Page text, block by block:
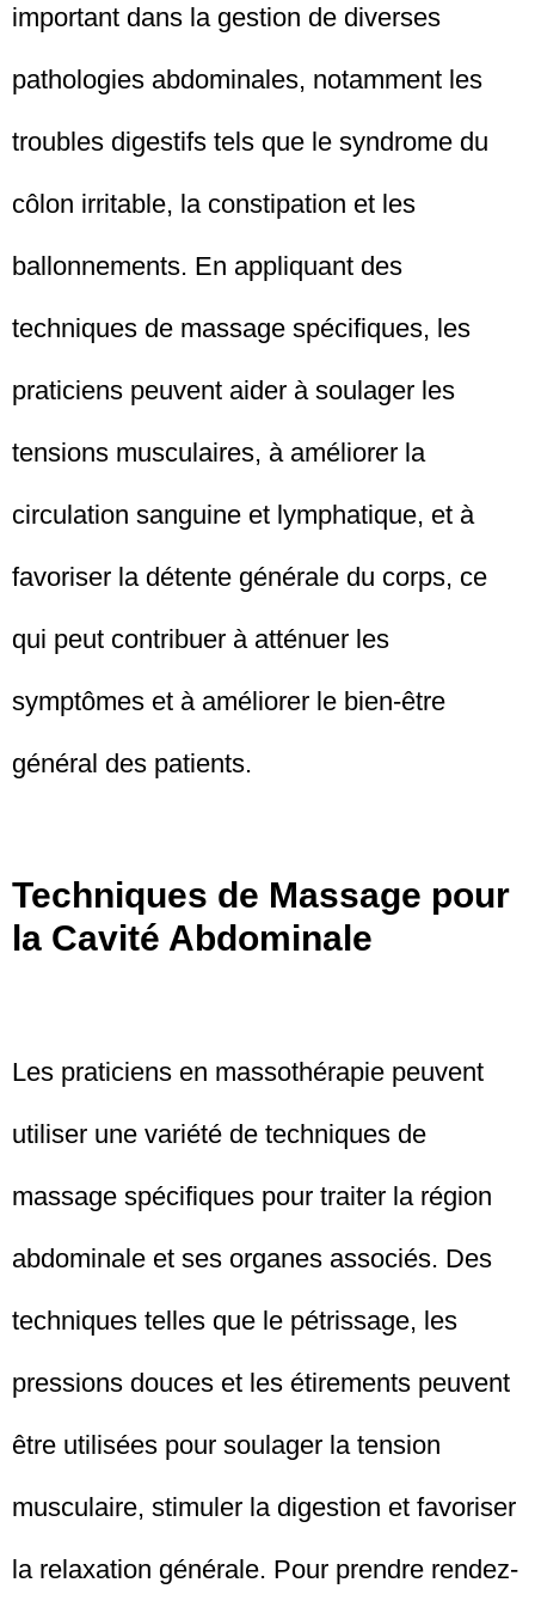
important dans la gestion de diverses
pathologies abdominales, notamment les
troubles digestifs tels que le syndrome du
côlon irritable, la constipation et les
ballonnements. En appliquant des
techniques de massage spécifiques, les
praticiens peuvent aider à soulager les
tensions musculaires, à améliorer la
circulation sanguine et lymphatique, et à
favoriser la détente générale du corps, ce
qui peut contribuer à atténuer les
symptômes et à améliorer le bien-être
général des patients.
Techniques de Massage pour
la Cavité Abdominale
Les praticiens en massothérapie peuvent
utiliser une variété de techniques de
massage spécifiques pour traiter la région
abdominale et ses organes associés. Des
techniques telles que le pétrissage, les
pressions douces et les étirements peuvent
être utilisées pour soulager la tension
musculaire, stimuler la digestion et favoriser
la relaxation générale. Pour prendre rendez-